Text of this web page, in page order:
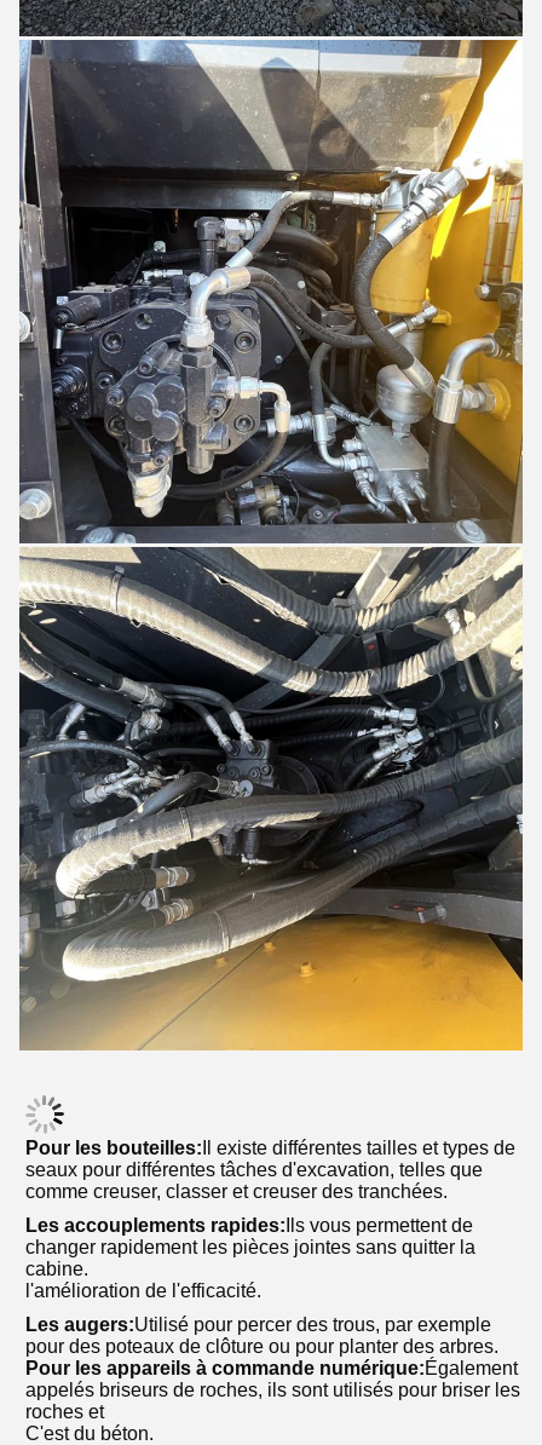
Pour les bouteilles: Il existe différentes tailles et types de
seaux pour différentes tâches d'excavation, telles que
comme creuser, classer et creuser des tranchées.
Les accouplements rapides: Ils vous permettent de
changer rapidement les pièces jointes sans quitter la
cabine.
l'amélioration de l'efficacité.
Les augers:Utilisé pour percer des trous, par exemple
pour des poteaux de clôture ou pour planter des arbres.
Pour les appareils à commande numérique:Également
appelés briseurs de roches, ils sont utilisés pour briser les
roches et
C'est du béton.